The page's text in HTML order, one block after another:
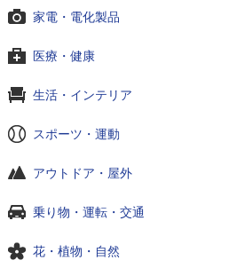
家電・電化製品
医療・健康
生活・インテリア
スポーツ・運動
アウトドア・屋外
乗り物・運転・交通
花・植物・自然